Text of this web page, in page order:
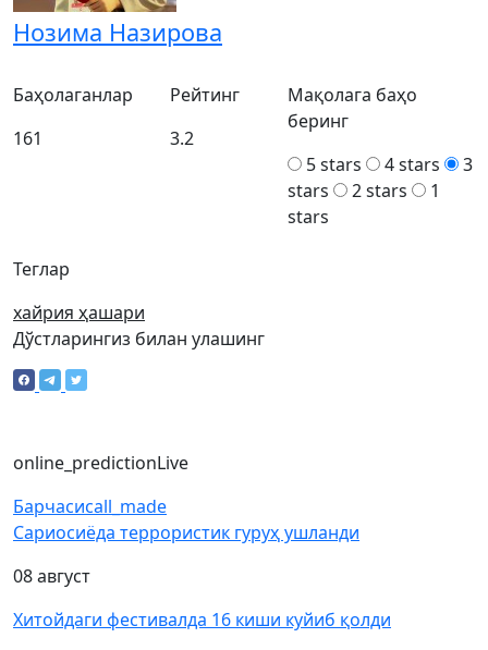
Нозима Назирова
Теглар
хайрия ҳашари
Баҳолаганлар
161
Рейтинг
3.2
Мақолага баҳо
беринг
5 stars
4 stars
3
stars
2 stars
1
stars
Дўстларингиз билан улашинг
online_predictionLive
Барчасиcall_made
Сариосиёда террористик гуруҳ ушланди
08 август
Хитойдаги фестивалда 16 киши куйиб қолди